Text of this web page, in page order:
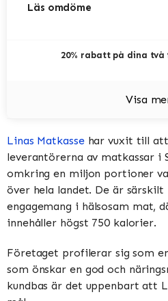
Läs omdöme
20% rabatt på dina
Visa
Linas Matkassehar vuxit till att
leverantörerna av matkassar i
omkring en miljon portioner
över hela landet. De är
engagemang i hälsosam mat,
innehåller högst 750 kalorier.
Företaget profilerar sig som
som önskar en god och
kundbas är det uppenbart att